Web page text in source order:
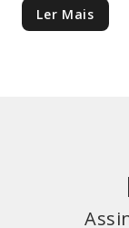
Ler Mais